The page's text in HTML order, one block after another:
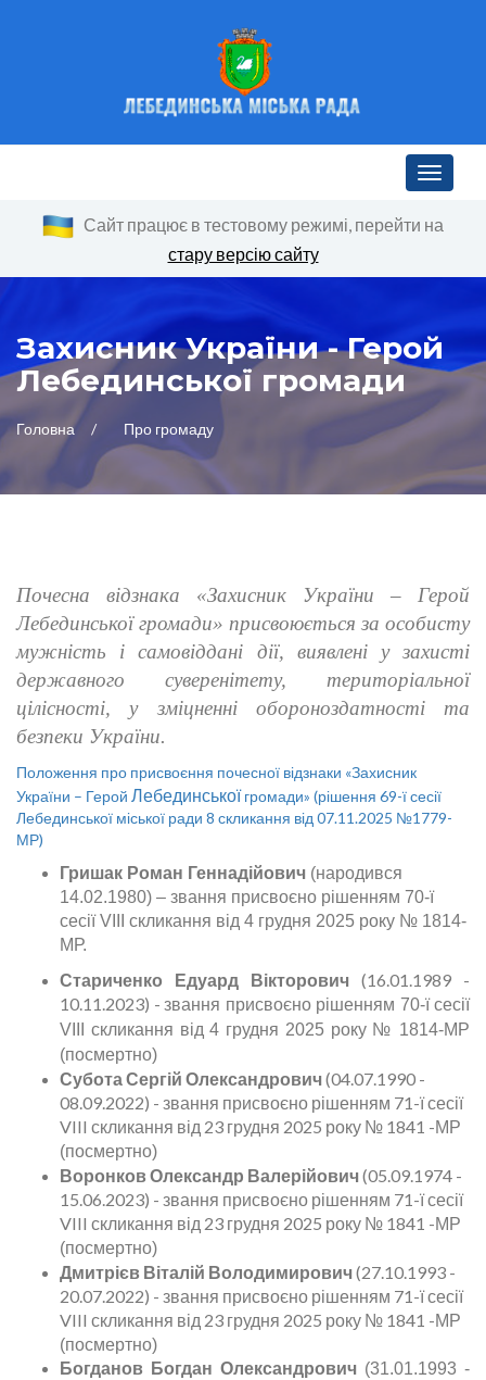
Toggle
Сайт працює в тестовому режимі, перейти на
стару версію сайту
Захисник України - Герой
Лебединської громади
Головна Про громаду
Почесна відзнака «Захисник України – Герой
Лебединської громади» присвоюється за особисту
мужність і самовіддані дії, виявлені у захисті
державного суверенітету, територіальної
цілісності, у зміцненні обороноздатності та
безпеки України.
Положення про присвоєння почесної відзнаки «Захисник
України – Герой Лебединськоїгромади» (рішення 69-ї сесії
Лебединської міської ради 8 скликання від 07.11.2025 №1779-
МР)
Гришак Роман Геннадійович (народився
14.02.1980) – звання присвоєно рішенням 70-ї
сесії VIII скликання від 4 грудня 2025 року № 1814-
МР.
Стариченко Едуард Вікторович (16.01.1989 -
10.11.2023) - звання присвоєно рішенням 70-ї сесії
VIII скликання від 4 грудня 2025 року № 1814-МР
(посмертно)
Субота Сергій Олександрович(04.07.1990 -
08.09.2022) - звання присвоєно рішенням 71-ї сесії
VIII скликання від 23 грудня 2025 року № 1841 -МР
(посмертно)
Воронков Олександр Валерійович(05.09.1974 -
15.06.2023) - звання присвоєно рішенням 71-ї сесії
VIII скликання від 23 грудня 2025 року № 1841 -МР
(посмертно)
Дмитрієв Віталій Володимирович(27.10.1993 -
20.07.2022) - звання присвоєно рішенням 71-ї сесії
VIII скликання від 23 грудня 2025 року № 1841 -МР
(посмертно)
Богданов Богдан Олександрович (31.01.1993 -